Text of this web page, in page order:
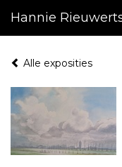
Alle exposities